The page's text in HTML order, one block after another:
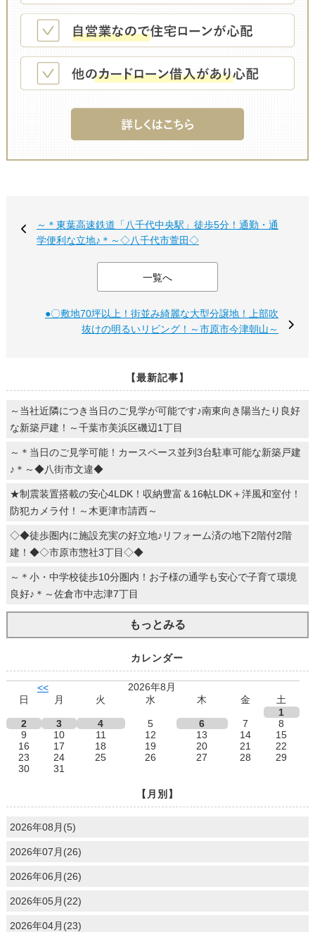
～＊東葉高速鉄道「八千代中央駅」徒歩5分！通勤・通
学便利な立地♪＊～◇八千代市萱田◇
一覧へ
●〇敷地70坪以上！街並み綺麗な大型分譲地！上部吹
抜けの明るいリビング！～市原市今津朝山～
【最新記事】
～当社近隣につき当日のご見学が可能です♪南東向き陽当たり良好
な新築戸建！～千葉市美浜区磯辺1丁目
～＊当日のご見学可能！カースペース並列3台駐車可能な新築戸建
♪＊～◆八街市文違◆
★制震装置搭載の安心4LDK！収納豊富＆16帖LDK＋洋風和室付！
防犯カメラ付！～木更津市請西～
◇◆徒歩圏内に施設充実の好立地♪リフォーム済の地下2階付2階
建！◆◇市原市惣社3丁目◇◆
～＊小・中学校徒歩10分圏内！お子様の通学も安心で子育て環境
良好♪＊～佐倉市中志津7丁目
もっとみる
カレンダー
<<
2026年8月
日
月 火 水 木 金
土
1
2
3 4 5 6 7
8
9
10 11 12 13 14
15
16
17 18 19 20 21
22
23
24 25 26 27 28
29
30
31
【月別】
2026年08月(5)
2026年07月(26)
2026年06月(26)
2026年05月(22)
2026年04月(23)